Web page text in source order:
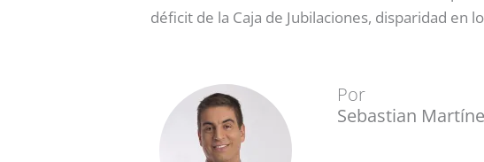
déficit de la Caja de Jubilaciones, disparidad en
Por
Sebastian